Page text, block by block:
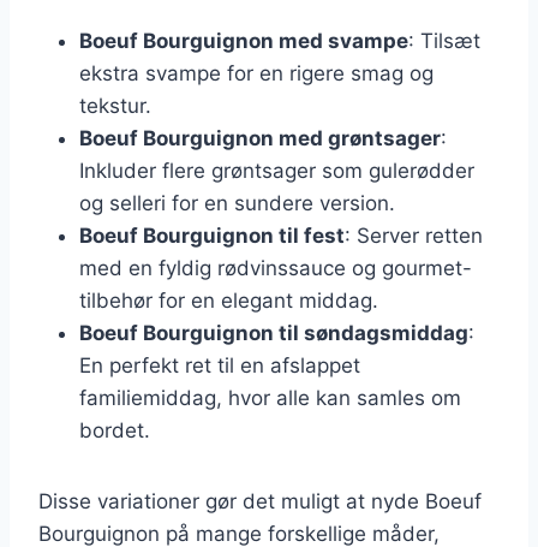
Boeuf Bourguignon med svampe: Tilsæt
ekstra svampe for en rigere smag og
tekstur.
Boeuf Bourguignon med grøntsager:
Inkluder flere grøntsager som gulerødder
og selleri for en sundere version.
Boeuf Bourguignon til fest: Server retten
med en fyldig rødvinssauce og gourmet-
tilbehør for en elegant middag.
Boeuf Bourguignon til søndagsmiddag:
En perfekt ret til en afslappet
familiemiddag, hvor alle kan samles om
bordet.
Disse variationer gør det muligt at nyde Boeuf
Bourguignon på mange forskellige måder,